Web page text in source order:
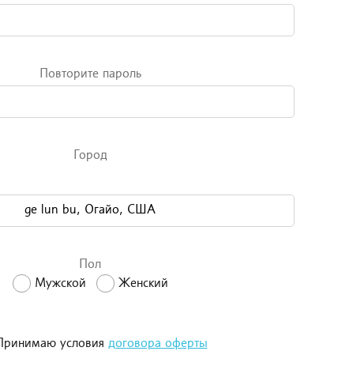
Повторите пароль
Город
Пол
Мужской
Женский
Принимаю условия договора оферты